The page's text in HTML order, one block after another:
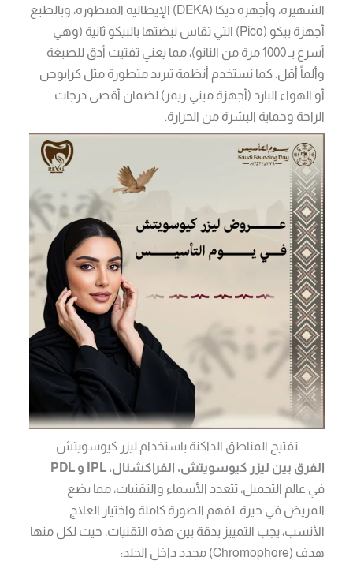
الشهيرة، وأجهزة ديكا (DEKA) الإيطالية المتطورة، وبالطبع
أجهزة بيكو (Pico) التي تقاس نبضتها بالبيكو ثانية (وهي
أسرع بـ 1000 مرة من النانو)، مما يعني تفتيت أدق للصبغة
وألماً أقل. كما نستخدم أنظمة تبريد متطورة مثل كرايوجن
أو الهواء البارد (أجهزة ميني زيمر) لضمان أقصى درجات
الراحة وحماية البشرة من الحرارة.
تفتيح المناطق الداكنة باستخدام ليزر كيوسويتش
الفرق بين ليزر كيوسويتش، الفراكشنال، IPL و PDL
في عالم التجميل، تتعدد الأسماء والتقنيات، مما يضع
المريض في حيرة. لفهم الصورة كاملة واختيار العلاج
الأنسب، يجب التمييز بدقة بين هذه التقنيات، حيث لكل منها
هدف (Chromophore) محدد داخل الجلد: